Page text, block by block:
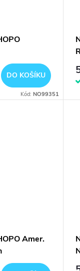
DO KOŠÍKU
Kód: NO99351
Amer.